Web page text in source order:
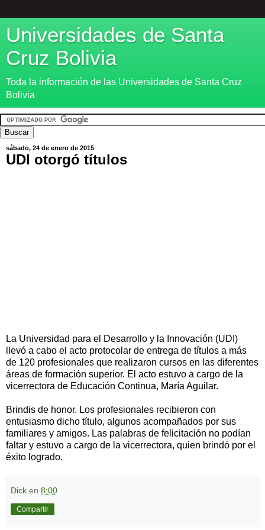
Universidades de Santa
Cruz Bolivia
Toda la información de las Universidades de Santa Cruz
Bolivia
sábado, 24 de enero de 2015
UDI otorgó títulos
La Universidad para el Desarrollo y la Innovación (UDI)
llevó a cabo el acto protocolar de entrega de títulos a más
de 120 profesionales que realizaron cursos en las diferentes
áreas de formación superior. El acto estuvo a cargo de la
vicerrectora de Educación Continua, María Aguilar.
Brindis de honor. Los profesionales recibieron con
entusiasmo dicho título, algunos acompañados por sus
familiares y amigos. Las palabras de felicitación no podían
faltar y estuvo a cargo de la vicerrectora, quien brindó por el
éxito logrado.
Dick en 8:00
Compartir